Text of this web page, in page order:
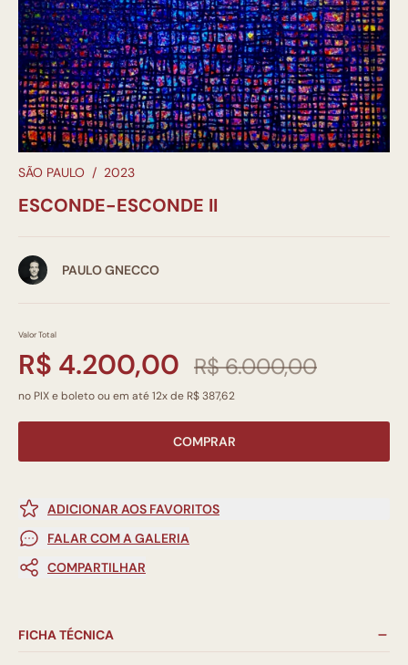
SÃO PAULO / 2023
ESCONDE-ESCONDE II
PAULO GNECCO
Valor Total
R$ 4.200,00 R$ 6.000,00
no PIX e boleto ou em até 12x de R$ 387,62
COMPRAR
ADICIONAR AOS FAVORITOS
FALAR COM A GALERIA
COMPARTILHAR
FICHA TÉCNICA